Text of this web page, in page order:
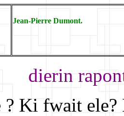
Jean-Pierre Dumont.
dierin
? Ki fwait